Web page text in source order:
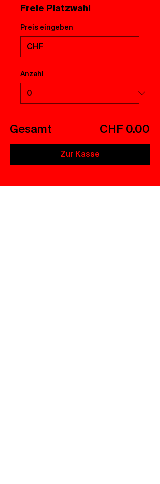
Freie Platzwahl
Preis eingeben
CHF
Anzahl
Gesamt CHF 0.00
Zur Kasse